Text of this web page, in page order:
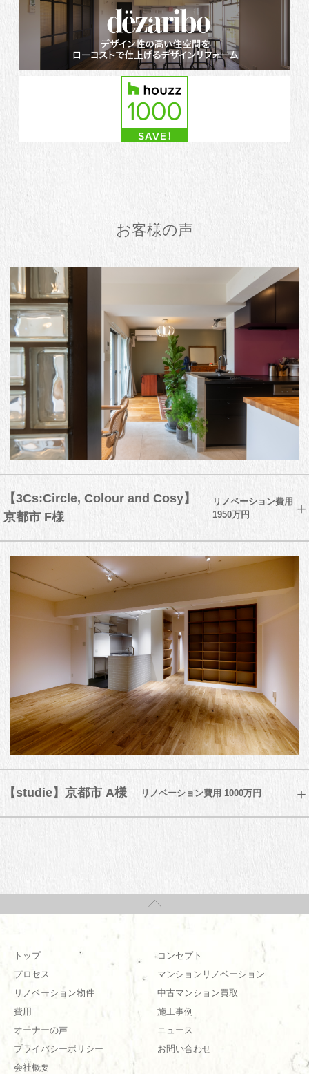
お客様の声
【3Cs:Circle, Colour and Cosy】
京都市 F様
リノベーション費用
1950万円
【studie】京都市 A様 リノベーション費用 1000万円
トップ
コンセプト
プロセス
マンションリノベーション
リノベーション物件
中古マンション買取
費用
施工事例
オーナーの声
ニュース
プライバシーポリシー
お問い合わせ
会社概要